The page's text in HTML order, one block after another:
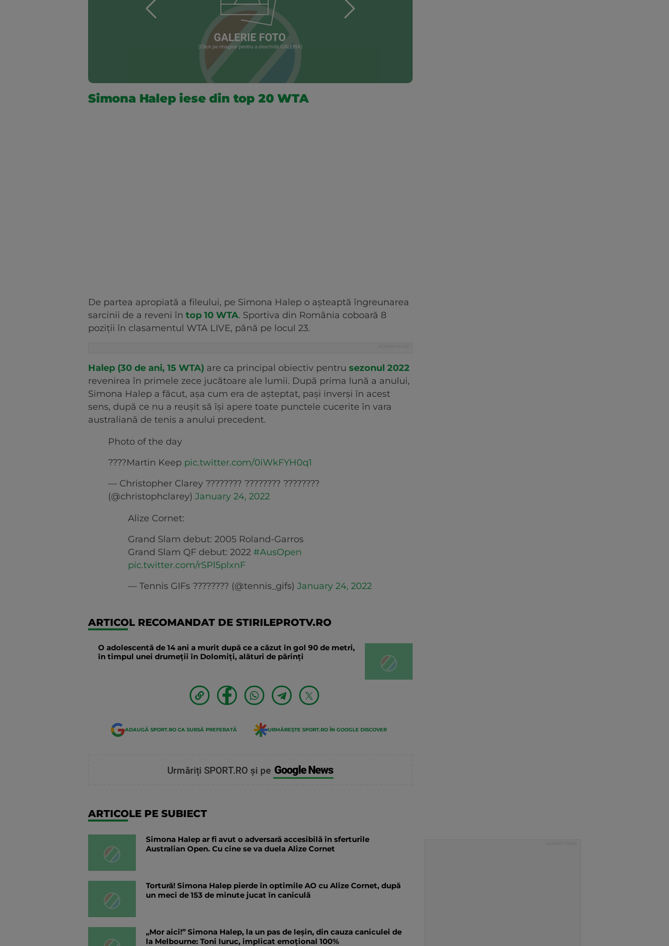
Simona Halep iese din top 20 WTA
De partea apropiată a fileului, pe Simona Halep o așteaptă îngreunarea
sarcinii de a reveni în top 10 WTA. Sportiva din România coboară 8
poziții în clasamentul WTA LIVE, până pe locul 23.
Halep (30 de ani, 15 WTA) are ca principal obiectiv pentru sezonul 2022
revenirea în primele zece jucătoare ale lumii. După prima lună a anului,
Simona Halep a făcut, așa cum era de așteptat, pași inverși în acest
sens, după ce nu a reușit să își apere toate punctele cucerite în vara
australiană de tenis a anului precedent.
Photo of the day
????Martin Keep pic.twitter.com/0iWkFYH0q1
— Christopher Clarey ???????? ???????? ????????
(@christophclarey) January 24, 2022
Alize Cornet:
Grand Slam debut: 2005 Roland-Garros
Grand Slam QF debut: 2022 #AusOpen
pic.twitter.com/rSPl5plxnF
— Tennis GIFs ???????? (@tennis_gifs) January 24, 2022
ARTICOL RECOMANDAT DE STIRILEPROTV.RO
O adolescentă de 14 ani a murit după ce a căzut în gol 90 de metri,
în timpul unei drumeții în Dolomiți, alături de părinți
ADAUGĂ SPORT.RO CA SURSĂ PREFERATĂ URMĂREȘTE SPORT.RO ÎN GOOGLE DISCOVER
Urmăriți SPORT.RO și pe Google News
ARTICOLE PE SUBIECT
Simona Halep ar fi avut o adversară accesibilă în sferturile
Australian Open. Cu cine se va duela Alize Cornet
Tortură! Simona Halep pierde în optimile AO cu Alize Cornet, după
un meci de 153 de minute jucat în caniculă
„Mor aici!” Simona Halep, la un pas de leșin, din cauza caniculei de
la Melbourne: Toni Iuruc, implicat emoțional 100%